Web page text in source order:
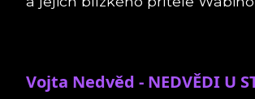
Vojta Nedvěd - NEDVĚDI U